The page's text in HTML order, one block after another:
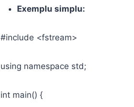
Exemplu simplu:
#include <fstream>
using namespace std;
int main() {